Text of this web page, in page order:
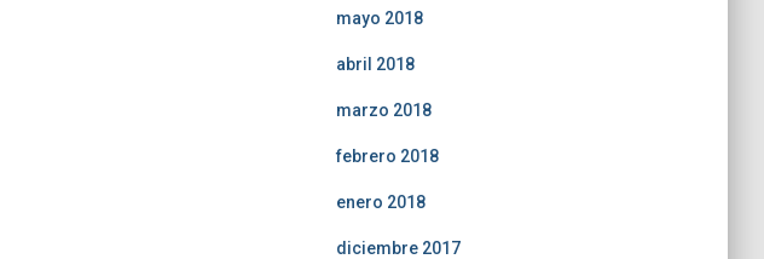
mayo 2018
abril 2018
marzo 2018
febrero 2018
enero 2018
diciembre 2017